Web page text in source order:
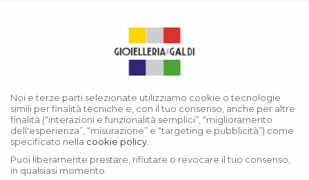
Collezione Datejust
Noi e terze parti selezionate utilizziamo cookie o tecnologie
simili per finalità tecniche e, con il tuo consenso, anche per altre
finalità (“interazioni e funzionalità semplici”, “miglioramento
dell'esperienza”, “misurazione” e “targeting e pubblicità”) come
specificato nella cookie policy
Puoi liberamente prestare, rifiutare o revocare il tuo consenso,
in qualsiasi momento.